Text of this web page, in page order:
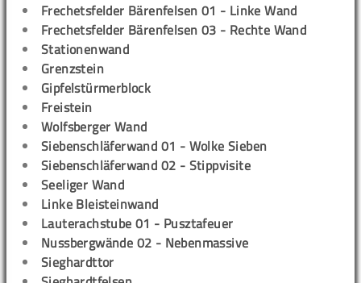
Frechetsfelder Bärenfelsen 01 - Linke Wand
Frechetsfelder Bärenfelsen 03 - Rechte Wand
Stationenwand
Grenzstein
Gipfelstürmerblock
Freistein
Wolfsberger Wand
Siebenschläferwand 01 - Wolke Sieben
Siebenschläferwand 02 - Stippvisite
Seeliger Wand
Linke Bleisteinwand
Lauterachstube 01 - Pusztafeuer
Nussbergwände 02 - Nebenmassive
Sieghardttor